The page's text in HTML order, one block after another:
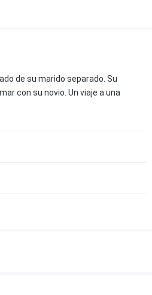
de su marido separado. Su
con su novio. Un viaje a una